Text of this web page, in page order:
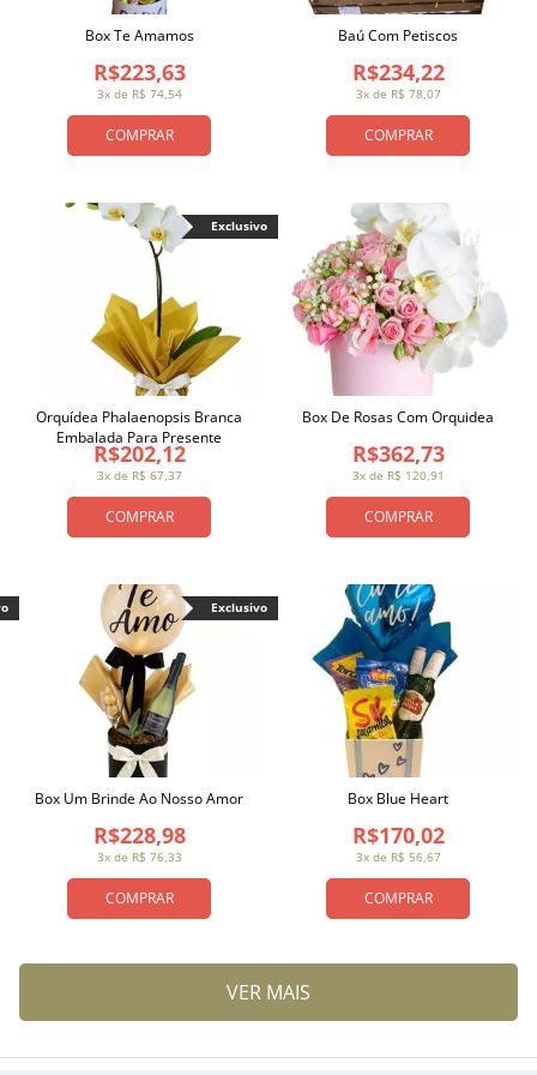
COMPRAR
3x de R$ 74,54
R$223,63
Box Te Amamos
COMPRAR
3x de R$ 78,07
R$234,22
Baú Com Petiscos
COMPRAR
3x de R$ 67,37
R$202,12
Orquídea Phalaenopsis Branca
Embalada Para Presente
Exclusivo
COMPRAR
3x de R$ 120,91
R$362,73
Box De Rosas Com Orquidea
COMPRAR
3x de R$ 76,33
R$228,98
Box Um Brinde Ao Nosso Amor
Exclusivo
COMPRAR
3x de R$ 56,67
R$170,02
Box Blue Heart
VER MAIS